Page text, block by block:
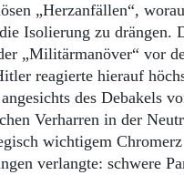
„Herzanfällen“,
Isolierung zu drängen.
„Militärmanöver“ vor
reagierte hierauf
des Debakels
Verharren in der
wichtigem
verlangte: schwere